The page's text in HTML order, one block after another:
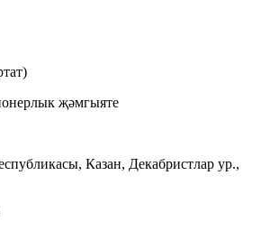
җәмгыяте
Казан, Декабристлар ур.,